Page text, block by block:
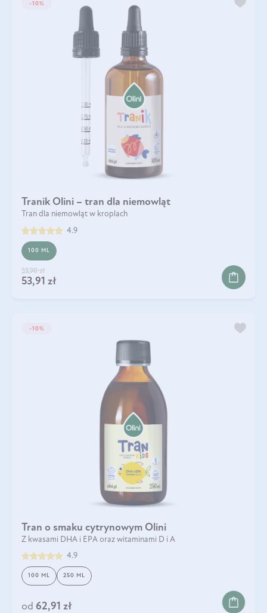
-10%
Tranik Olini – tran dla niemowląt
Tran dla niemowląt w kroplach
4.9
100 ML
53,91 zł
59,90 zł
-10%
Tran o smaku cytrynowym Olini
Z kwasami DHA i EPA oraz witaminami D i A
4.9
100 ML 250 ML
od 62,91 zł